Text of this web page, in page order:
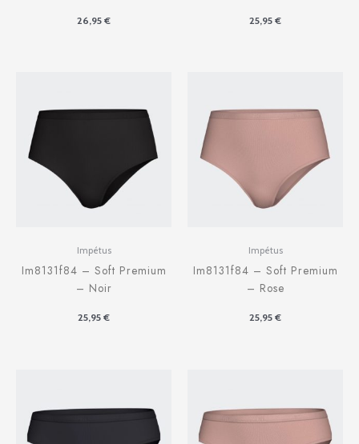
26,95 € 25,95 €
Impétus
Im8131f84 – Soft Premium
– Noir
25,95 €
Impétus
Im8131f84 – Soft Premium
– Rose
25,95 €